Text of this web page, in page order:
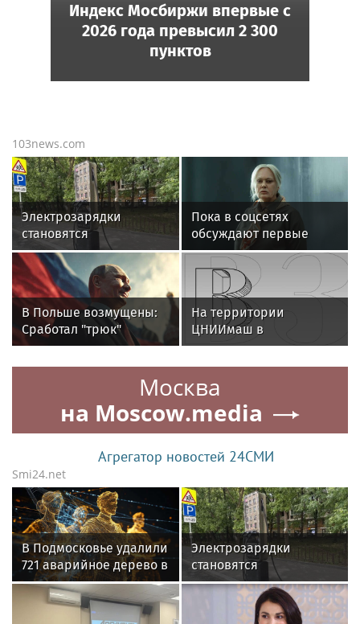
103news.com
Электрозарядки
становятся
обязательной опцией в
высокобюджетных
новостройках
Пока в соцсетях
обсуждают первые
серии нового мрачного
сериала "Холод",
которая вышла в
онлайн-кинотеатрах 16
июля, принесли вам
стопочку интересных
В Польше возмущены:
Сработал "трюк"
Путина. США перевели
России больше
На территории
ЦНИИмаш в
подмосковном
Королеве произошел
пожар
Москва
на Moscow.media
Агрегатор новостей 24СМИ
Smi24.net
В Подмосковье удалили
721 аварийное дерево в
июле
Электрозарядки
становятся
обязательной опцией в
высокобюджетных
новостройках
Индекс Мосбиржи впервые с
2026 года превысил 2 300
пунктов